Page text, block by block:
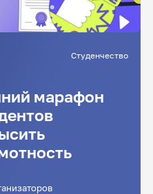
Студенчество
марафон